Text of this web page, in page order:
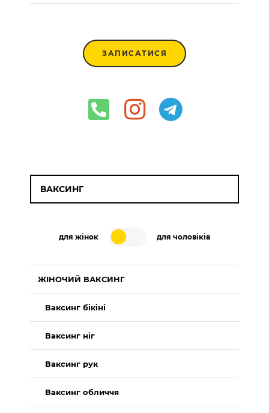
ЗАПИСАТИСЯ
ВАКСИНГ
для жінок для чоловіків
ЖІНОЧИЙ ВАКСИНГ
Ваксинг бікіні
Ваксинг ніг
Ваксинг рук
Ваксинг обличчя